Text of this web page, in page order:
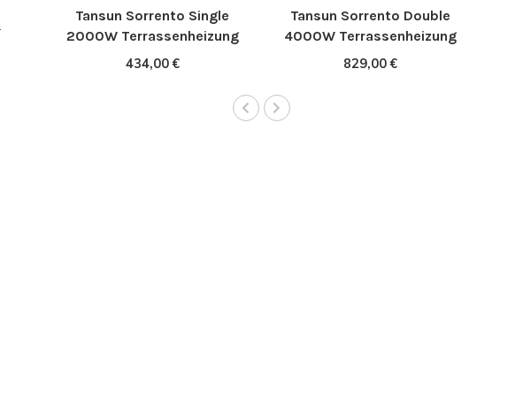
Tansun Sorrento Single
2000W Terrassenheizung
434,00 €
Tansun Sorrento Double
4000W Terrassenheizung
829,00 €